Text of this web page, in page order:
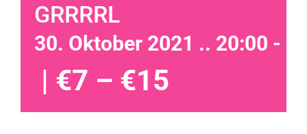
GRRRRL
30. Oktober 2021 .. 20:00 -
| €7 – €15